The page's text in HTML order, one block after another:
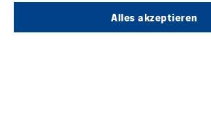
Cookies
Alles akzeptieren